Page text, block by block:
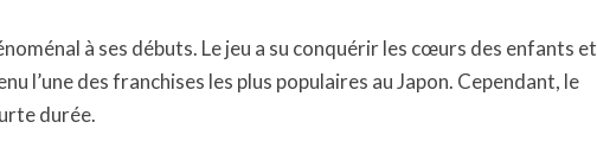
à ses débuts. Le jeu a su conquérir les cœurs des enfants et
l’une des franchises les plus populaires au Japon. Cependant, le
durée.